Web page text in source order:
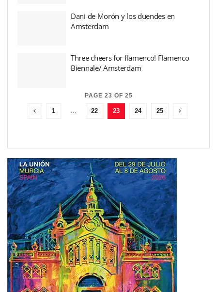
Dani de Morón y los duendes en
Amsterdam
Three cheers for flamenco! Flamenco
Biennale/ Amsterdam
PAGE 23 OF 25
1 22 23 24 25